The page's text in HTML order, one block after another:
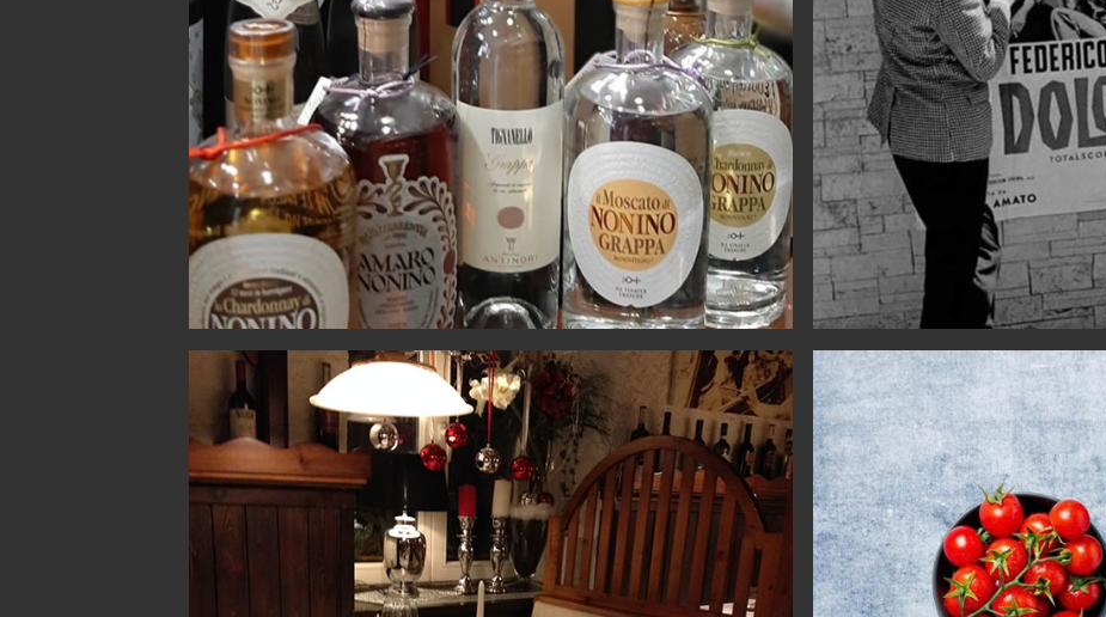
from 11:30 am to 2:30 pm
and again in the evening
from 6:00 pm to 10:00 pm
On Sundays we take a little break-and look
forward all the more to welcoming and
spoilingyou on the other days